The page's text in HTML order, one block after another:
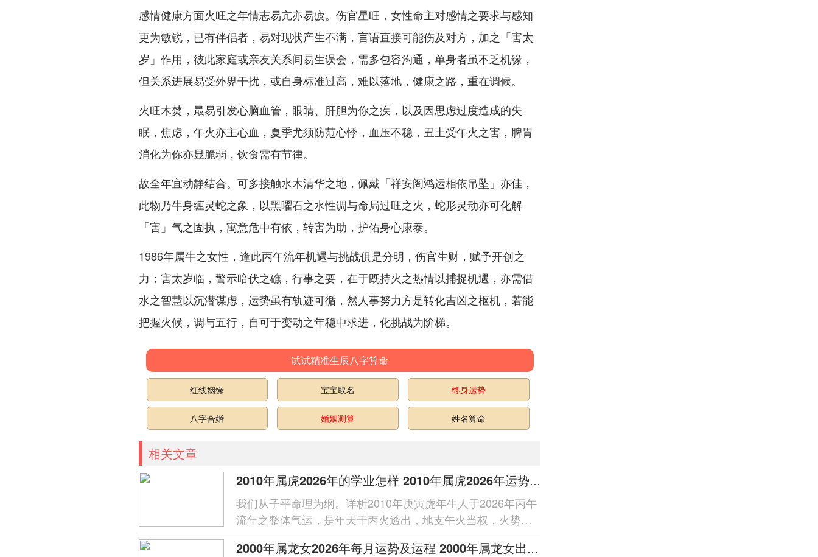
感情健康方面火旺之年情志易亢亦易疲。伤官星旺，女性命主对感情之要求与感知
更为敏锐，已有伴侣者，易对现状产生不满，言语直接可能伤及对方，加之「害太
岁」作用，彼此家庭或亲友关系间易生误会，需多包容沟通，单身者虽不乏机缘，
但关系进展易受外界干扰，或自身标准过高，难以落地，健康之路，重在调候。
火旺木焚，最易引发心脑血管，眼睛、肝胆为你之疾，以及因思虑过度造成的失
眠，焦虑，午火亦主心血，夏季尤须防范心悸，血压不稳，丑土受午火之害，脾胃
消化为你亦显脆弱，饮食需有节律。
故全年宜动静结合。可多接触水木清华之地，佩戴「祥安阁鸿运相依吊坠」亦佳，
此物乃牛身缠灵蛇之象，以黑曜石之水性调与命局过旺之火，蛇形灵动亦可化解
「害」气之固执，寓意危中有依，转害为助，护佑身心康泰。
1986年属牛之女性，逢此丙午流年机遇与挑战俱是分明，伤官生财，赋予开创之
力；害太岁临，警示暗伏之礁，行事之要，在于既持火之热情以捕捉机遇，亦需借
水之智慧以沉潜谋虑，运势虽有轨迹可循，然人事努力方是转化吉凶之枢机，若能
把握火候，调与五行，自可于变动之年稳中求进，化挑战为阶梯。
试试精准生辰八字算命
红线姻缘 宝宝取名 终身运势
八字合婚 婚姻测算 姓名算命
相关文章
2010年属虎2026年的学业怎样 2010年属虎2026年运势及运程
我们从子平命理为纲。详析2010年庚寅虎年生人于2026年丙午
流年之整体气运，是年天干丙火透出，地支午火当权，火势炎
炎，对庚金日主形成严峻锤炼之势...
2000年属龙女2026年每月运势及运程 2000年属龙女出生子时